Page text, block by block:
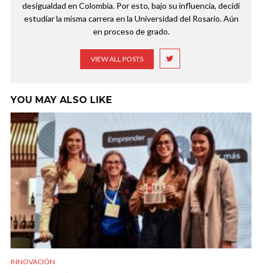
desigualdad en Colombia. Por esto, bajo su influencia, decidí
estudiar la misma carrera en la Universidad del Rosario. Aún
en proceso de grado.
VIEW ALL POSTS
YOU MAY ALSO LIKE
INNOVACIÓN